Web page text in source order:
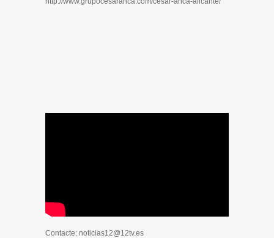
Contacte: noticias12@12tv.es